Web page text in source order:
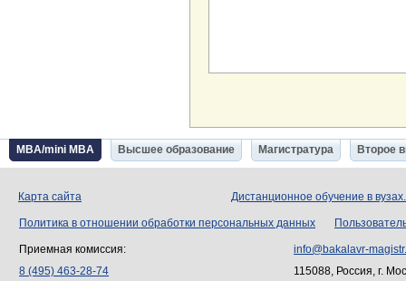
MBA/mini MBA Высшее образование Магистратура Второе
Карта сайта Дистанционное обучение в
Политика в отношении обработки персональных данных
Приемная комиссия:
8 (495) 463-28-74
info@bakalavr-
115088, Россия, г.